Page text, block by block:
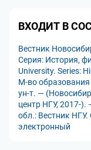
ВХОДИТ В
Вестник
Серия: История,
University. Series:
М-во образования
ун-т. —
центр НГУ, 2017-).
обл.: Вестник
электронный